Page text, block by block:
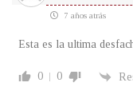
7 años atrás
Esta es la ultima
0 0